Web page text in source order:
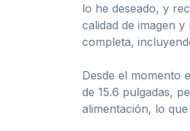
lo he deseado, y
calidad de imagen
completa,
Desde el momento
de 15.6 pulgadas,
alimentación, lo